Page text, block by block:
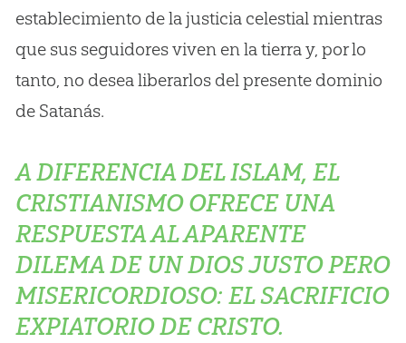
establecimiento de la justicia celestial mientras
que sus seguidores viven en la tierra y, por lo
tanto, no desea liberarlos del presente dominio
de Satanás.
A DIFERENCIA DEL ISLAM, EL
CRISTIANISMO OFRECE UNA
RESPUESTA AL APARENTE
DILEMA DE UN DIOS JUSTO PERO
MISERICORDIOSO: EL SACRIFICIO
EXPIATORIO DE CRISTO.